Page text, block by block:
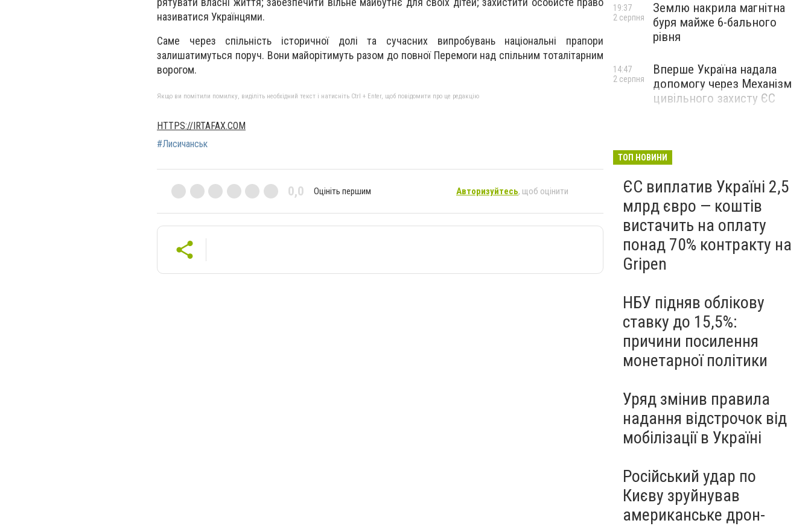
називатися Українцями.
Саме через спільність історичної долі та сучасних випробувань національні прапори
залишатимуться поруч. Вони майорітимуть разом до повної Перемоги над спільним тоталітарним
ворогом.
Якщо ви помітили помилку, виділіть необхідний текст і натисніть Ctrl + Enter, щоб повідомити про це редакцію
HTTPS://IRTAFAX.COM
#Лисичанськ
0,0 Оцініть першим Авторизуйтесь, щоб оцінити
Землю накрила магнітна
буря майже 6-бального
рівня
19:37
2 серпня
Вперше Україна надала
допомогу через Механізм
цивільного захисту ЄС
14:47
2 серпня
ТОП НОВИНИ
ЄС виплатив Україні 2,5
млрд євро — коштів
вистачить на оплату
понад 70% контракту на
Gripen
НБУ підняв облікову
ставку до 15,5%:
причини посилення
монетарної політики
Уряд змінив правила
надання відстрочок від
мобілізації в Україні
Російський удар по
Києву зруйнував
американське дрон-